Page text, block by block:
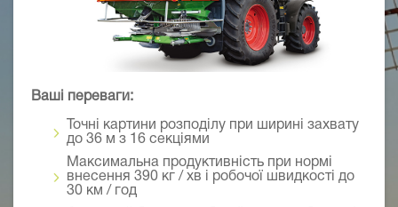
Ваші переваги:
Точні картини розподілу при ширині захвату
до 36 м з 16 секціями
Максимальна продуктивність при нормі
внесення 390 кг / хв і робочої швидкості до
30 км / год